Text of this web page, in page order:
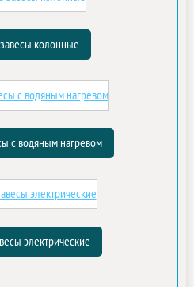
колонные
с водяным нагревом
электрические